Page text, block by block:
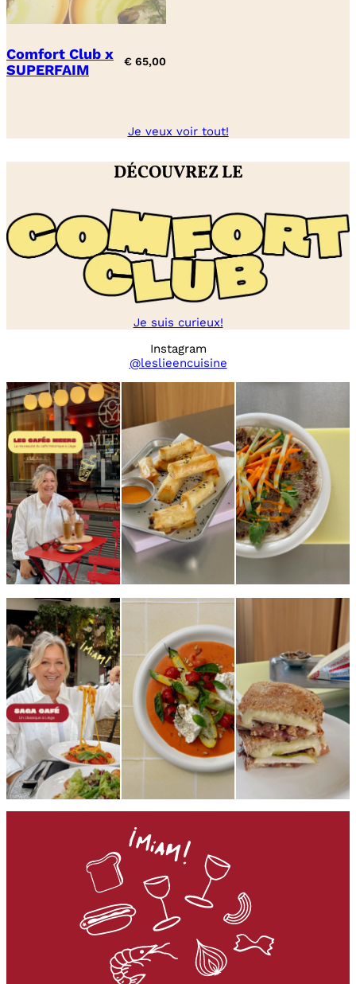
Comfort Club x
SUPERFAIM
€ 65,00
Je veux voir tout!
DÉCOUVREZ LE
Je suis curieux!
Instagram
@leslieencuisine